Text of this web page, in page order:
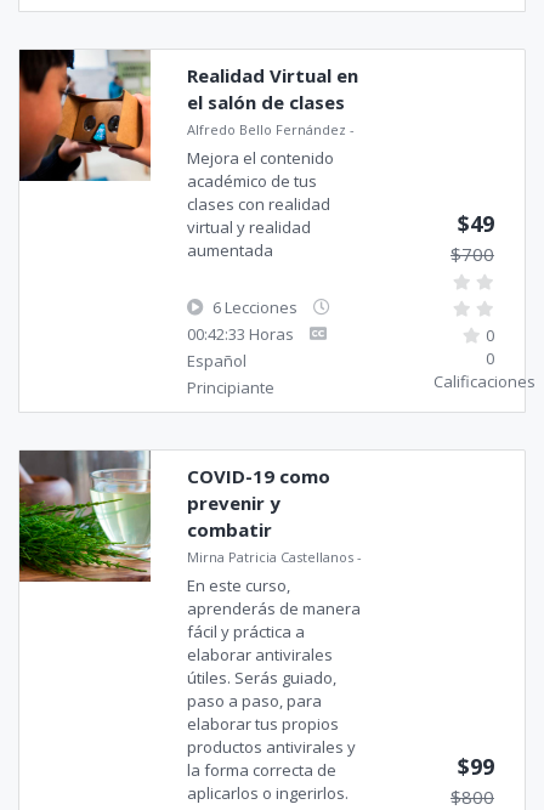
Realidad Virtual en
el salón de clases
Alfredo Bello Fernández -
Mejora el contenido
académico de tus
clases con realidad
virtual y realidad
aumentada
6 Lecciones
00:42:33 Horas
Español
Principiante
$49
$700
0
0
Calificaciones
COVID-19 como
prevenir y
combatir
Mirna Patricia Castellanos -
En este curso,
aprenderás de manera
fácil y práctica a
elaborar antivirales
útiles. Serás guiado,
paso a paso, para
elaborar tus propios
productos antivirales y
la forma correcta de
aplicarlos o ingerirlos.
$99
$800